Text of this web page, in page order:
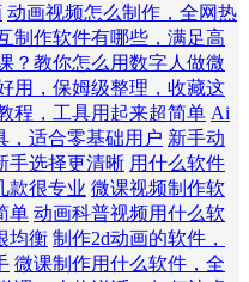
动画视频怎么制作，全网热
制作软件有哪些，满足高
？教你怎么用数字人做微
用，保姆级整理，收藏这
程，工具用起来超简单 Ai
，适合零基础用户 新手动
手选择更清晰 用什么软件
款很专业 微课视频制作软
单 动画科普视频用什么软
均衡 制作2d动画的软件，
微课制作用什么软件，全